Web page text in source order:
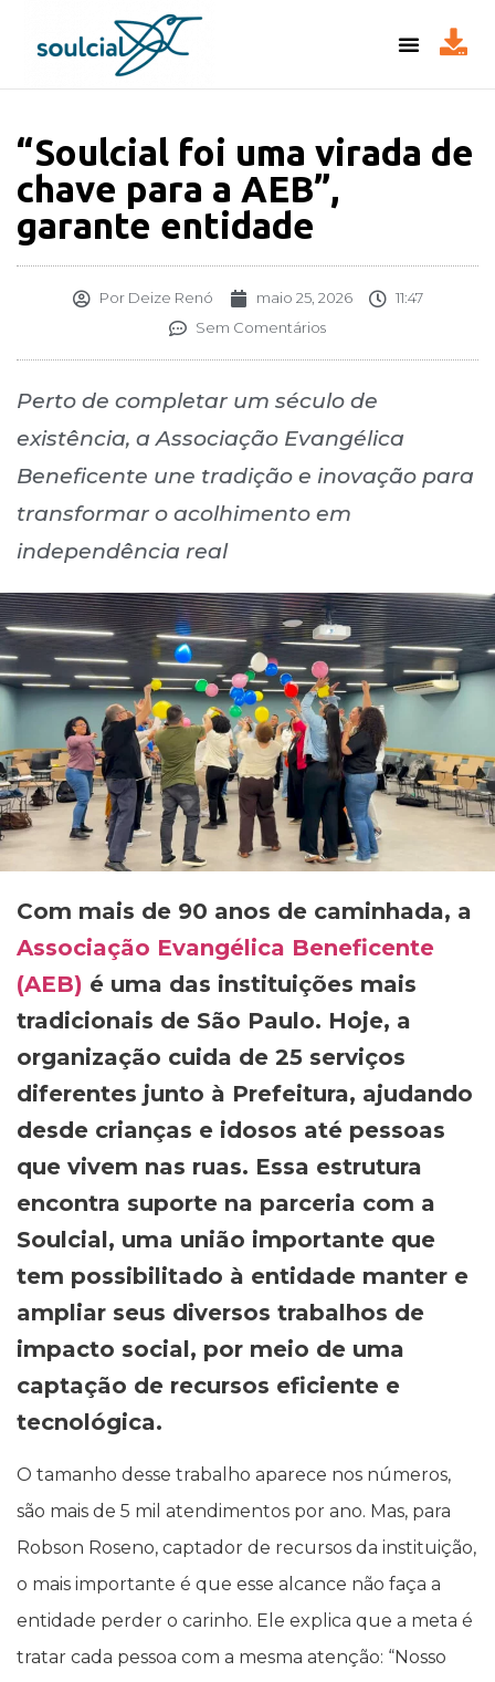
“Soulcial foi uma virada de
chave para a AEB”,
garante entidade
PorDeize Renó maio 25, 2026
11:47
Sem Comentários
Perto de completar um século de
existência, a Associação Evangélica
Beneficente une tradição e inovação para
transformar o acolhimento em
independência real
Com mais de 90 anos de caminhada, a
Associação Evangélica Beneficente
(AEB) é uma das instituições mais
tradicionais de São Paulo. Hoje, a
organização cuida de 25 serviços
diferentes junto à Prefeitura, ajudando
desde crianças e idosos até pessoas
que vivem nas ruas. Essa estrutura
encontra suporte na parceria com a
Soulcial, uma união importante que
tem possibilitado à entidade manter e
ampliar seus diversos trabalhos de
impacto social, por meio de uma
captação de recursos eficiente e
tecnológica.
O tamanho desse trabalho aparece nos números,
são mais de 5 mil atendimentos por ano. Mas, para
Robson Roseno, captador de recursos da instituição,
o mais importante é que esse alcance não faça a
entidade perder o carinho. Ele explica que a meta é
tratar cada pessoa com a mesma atenção: “Nosso